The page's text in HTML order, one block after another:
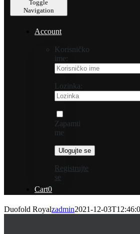
Toggle
Navigation
Account
Korisničko
ime:
Lozinka:
Zapamti
me
Registrujte
se
Cart0
Duofold Royalzadmin2021-12-